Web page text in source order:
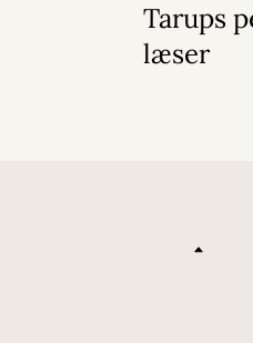
Tarups
læser